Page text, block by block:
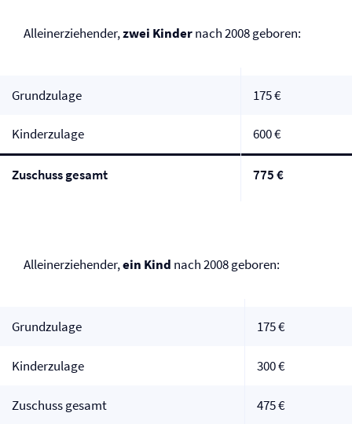
Alleinerziehender,zwei Kindernach 2008 geboren:
Grundzulage 175 €
Kinderzulage 600 €
Zuschuss gesamt 775 €
Alleinerziehender,ein Kind nach 2008 geboren:
Grundzulage 175 €
Kinderzulage 300 €
Zuschuss gesamt 475 €